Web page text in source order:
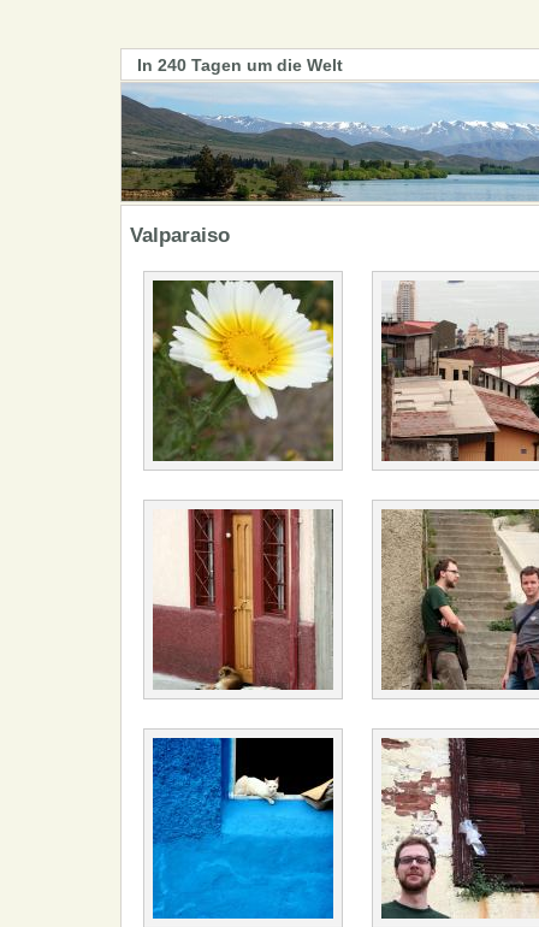
In 240 Tagen um die Welt
Valparaiso